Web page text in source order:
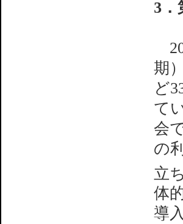
3．
期
ど
て
会
の
立
体
導